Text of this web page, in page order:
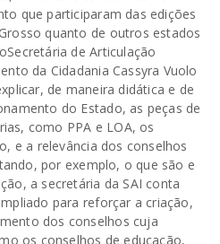
que participaram das edições
quanto de outros estados
de Articulação
da Cidadania Cassyra Vuolo
de maneira didática e de
do Estado, as peças de
como PPA e LOA, os
e a relevância dos conselhos
por exemplo, o que são e
a secretária da SAI conta
para reforçar a criação,
dos conselhos cuja
os conselhos de educação,